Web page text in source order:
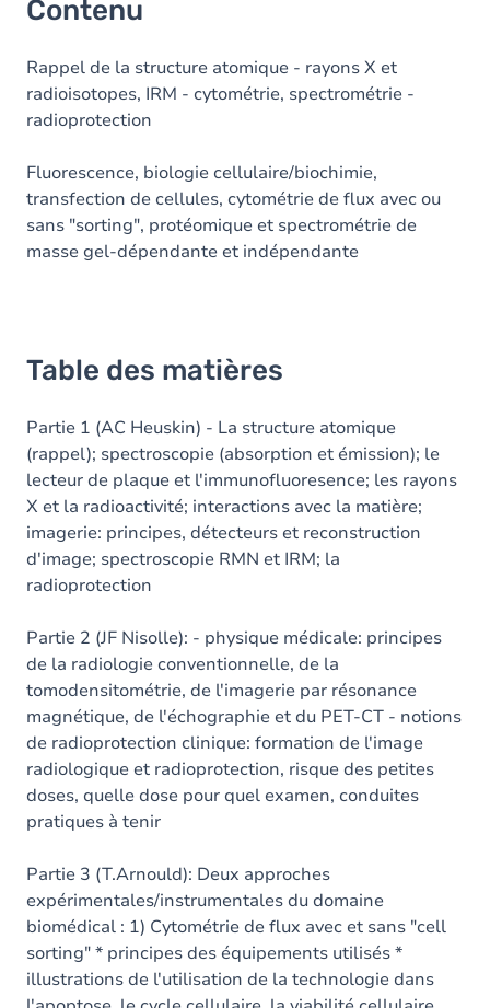
Contenu
Rappel de la structure atomique - rayons X et
radioisotopes, IRM - cytométrie, spectrométrie -
radioprotection
Fluorescence, biologie cellulaire/biochimie,
transfection de cellules, cytométrie de flux avec ou
sans "sorting", protéomique et spectrométrie de
masse gel-dépendante et indépendante
Table des matières
Partie 1 (AC Heuskin) - La structure atomique
(rappel); spectroscopie (absorption et émission); le
lecteur de plaque et l'immunofluoresence; les rayons
X et la radioactivité; interactions avec la matière;
imagerie: principes, détecteurs et reconstruction
d'image; spectroscopie RMN et IRM; la
radioprotection
Partie 2 (JF Nisolle): - physique médicale: principes
de la radiologie conventionnelle, de la
tomodensitométrie, de l'imagerie par résonance
magnétique, de l'échographie et du PET-CT - notions
de radioprotection clinique: formation de l'image
radiologique et radioprotection, risque des petites
doses, quelle dose pour quel examen, conduites
pratiques à tenir
Partie 3 (T.Arnould): Deux approches
expérimentales/instrumentales du domaine
biomédical : 1) Cytométrie de flux avec et sans "cell
sorting" * principes des équipements utilisés *
illustrations de l'utilisation de la technologie dans